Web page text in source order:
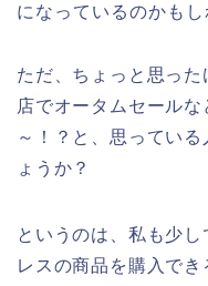
になっているのかもし
ただ、ちょっと思っ
店でオータムセール
～！？と、思ってい
ょうか？
というのは、私も少
レスの商品を購入で